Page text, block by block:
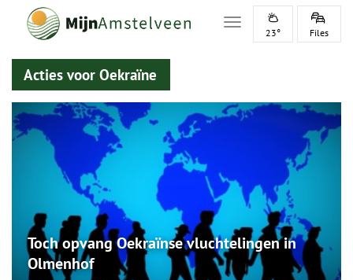
Toggle navigation
23° Files
Acties voor Oekraïne
Toch opvang Oekraïnse vluchtelingen in
Olmenhof